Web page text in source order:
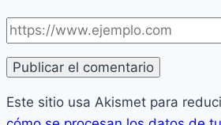
Este sitio usa Akismet para